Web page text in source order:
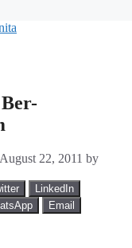
August 22, 2011 by
LinkedIn
Email